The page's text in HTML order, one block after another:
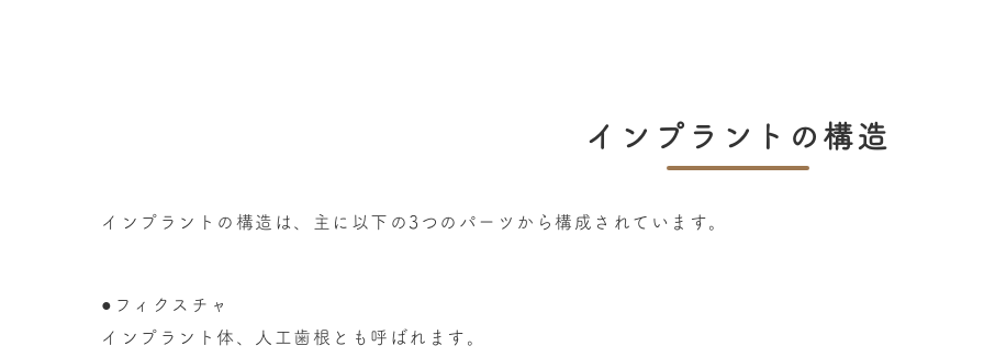
インプラントの構造
インプラントの構造は、主に以下の3つのパーツから構成されています。
●フィクスチャ
インプラント体、人工歯根とも呼ばれます。